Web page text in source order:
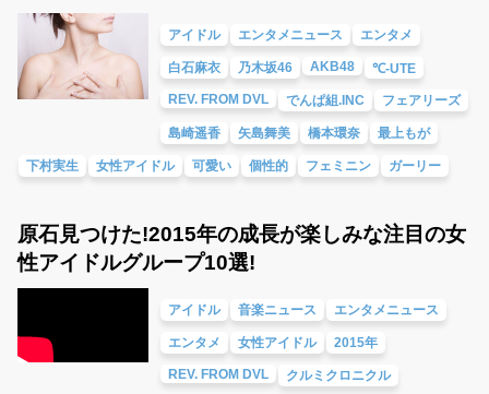
アイドル エンタメニュース エンタメ
白石麻衣 乃木坂46 AKB48
℃-UTE
REV. FROM DVL
でんぱ組.INC フェアリーズ
島崎遥香 矢島舞美 橋本環奈 最上もが
下村実生 女性アイドル 可愛い 個性的 フェミニン ガーリー
原石見つけた!2015年の成長が楽しみな注目の女
性アイドルグループ10選!
アイドル 音楽ニュース エンタメニュース
エンタメ 女性アイドル 2015年
REV. FROM DVL クルミクロニクル